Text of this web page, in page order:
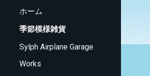
ホーム
季節模様雑貨
Sylph Airplane Garage
Works